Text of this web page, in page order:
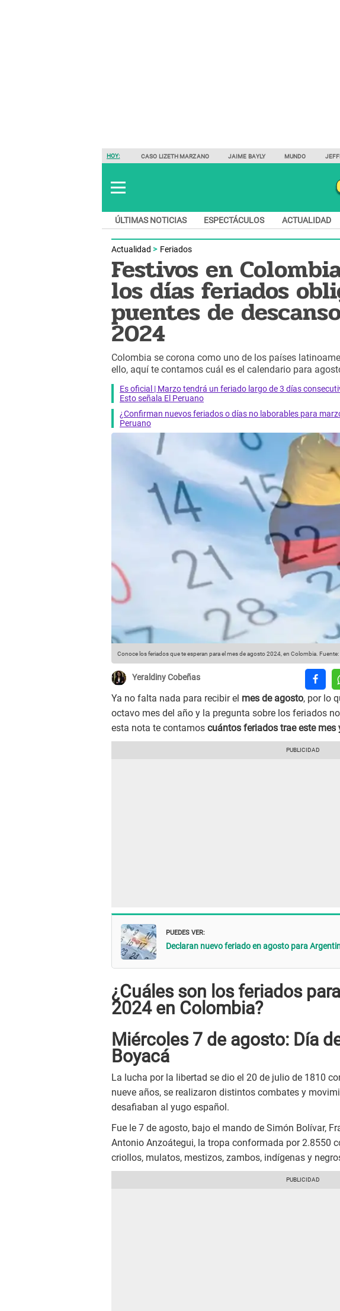
HOY: CASO LIZETH MARZANO JAIME BAYLY MUNDO
ÚLTIMAS NOTICIAS ESPECTÁCULOS ACTUALIDAD
Actualidad Feriados
Festivos en
los días feriados
puentes de
2024
Colombia se corona como uno de los países
ello, aquí te contamos cuál es el calendario para
Es oficial | Marzo tendrá un feriado largo de 3 días
Esto señala El Peruano
¿Confirman nuevos feriados o días no laborables para
Peruano
Conoce los feriados que te esperan para el mes de agosto 2024, en Colombia. Fuente:
Yeraldiny Cobeñas
Ya no falta nada para recibir el mes de agosto, por lo
octavo mes del año y la pregunta sobre los feriados
esta nota te contamos cuántos feriados trae este
PUEDES VER:
Declaran nuevo feriado en agosto para
¿Cuáles son los feriados
2024 en Colombia?
Miércoles 7 de agosto: Día
Boyacá
La lucha por la libertad se dio el 20 de julio de 1810
nueve años, se realizaron distintos combates y
desafiaban al yugo español.
Fue le 7 de agosto, bajo el mando de Simón Bolívar,
Antonio Anzoátegui, la tropa conformada por 2.8550
criollos, mulatos, mestizos, zambos, indígenas y